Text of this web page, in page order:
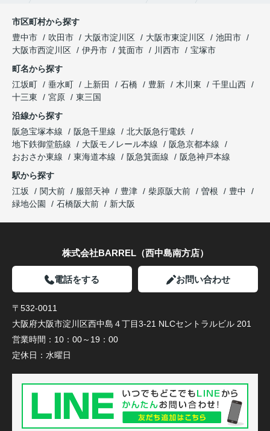
市区町村から探す
豊中市
吹田市 大阪市淀川区 大阪市東淀川区
池田市
大阪市西淀川区
伊丹市 箕面市 川西市
宝塚市
町名から探す
江坂町
垂水町 上新田 石橋 豊新 木川東
千里山西
十三東
宮原
東三国
沿線から探す
阪急宝塚本線
阪急千里線
北大阪急行電鉄
地下鉄御堂筋線
大阪モノレール本線
阪急京都本線
おおさか東線
東海道本線 阪急箕面線
阪急神戸本線
駅から探す
江坂
関大前 服部天神 豊津 柴原阪大前 曽根
豊中
緑地公園
石橋阪大前 新大阪
株式会社BARREL（西中島南方店）
電話をする お問い合わせ
〒532-0011
大阪府大阪市淀川区西中島４丁目3-21 NLCセントラルビル 201
営業時間： 10：00～19：00
定休日： 水曜日